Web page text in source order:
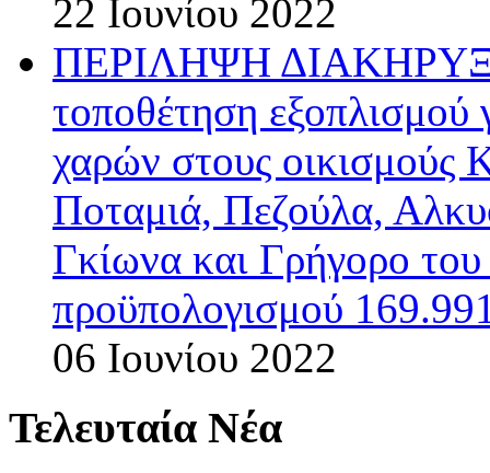
22 Ιουνίου 2022
ΠΕΡΙΛΗΨΗ
τοποθέτηση εξοπλισμού
χαρών στους
Ποταμιά, Πεζούλα,
Γκίωνα και Γρήγορο
προϋπολογισμού
06 Ιουνίου 2022
Τελευταία Νέα